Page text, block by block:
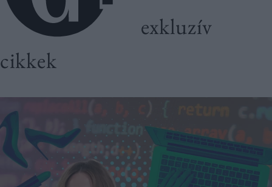
exkluzív
cikkek